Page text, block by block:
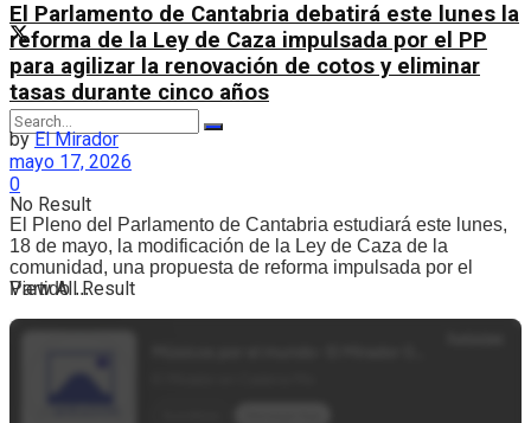
No Result
View All Result
El Parlamento de Cantabria debatirá este lunes la
reforma de la Ley de Caza impulsada por el PP
para agilizar la renovación de cotos y eliminar
tasas durante cinco años
by El Mirador
mayo 17, 2026
0
El Pleno del Parlamento de Cantabria estudiará este lunes,
18 de mayo, la modificación de la Ley de Caza de la
comunidad, una propuesta de reforma impulsada por el
Partido ...